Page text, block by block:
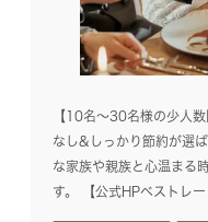
【10名～30名様の少人
なし&しっかり節約が選
な家族や親族と心温まる
す。 【公式HPベストレー